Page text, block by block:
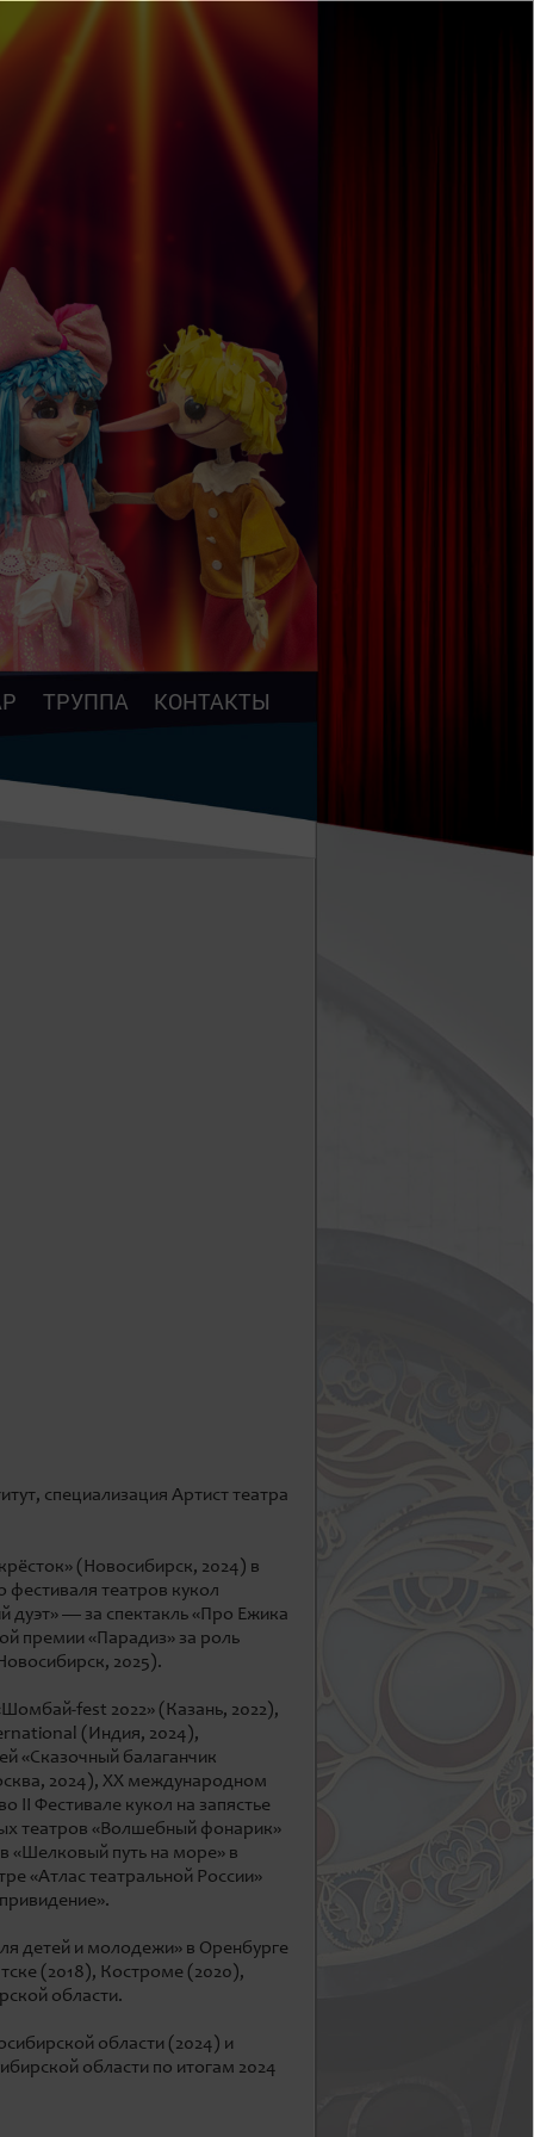
ТРУППА КОНТАКТЫ
специализация Артист театра
(Новосибирск, 2024) в
фестиваля театров кукол
дуэт» — за спектакль «Про Ежика
премии «Парадиз» за роль
2025).
fest 2022» (Казань, 2022),
(Индия, 2024),
«Сказочный балаганчик
2024), ХХ международном
II Фестивале кукол на запястье
театров «Волшебный фонарик»
«Шелковый путь на море» в
«Атлас театральной России»
детей и молодежи» в Оренбурге
(2018), Костроме (2020),
области.
области (2024) и
области по итогам 2024